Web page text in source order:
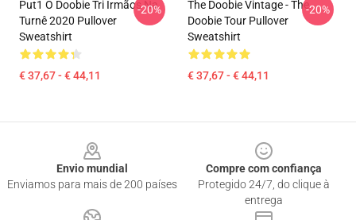
Put1 O Doobie Tri Irmãos Na
Turnê 2020 Pullover
Sweatshirt
€ 37,67 - € 44,11
-20%
The Doobie Vintage - The
Doobie Tour Pullover
Sweatshirt
€ 37,67 - € 44,11
-20%
Envio mundial
Enviamos para mais de 200 países
Compre com confiança
Protegido 24/7, do clique à
entrega